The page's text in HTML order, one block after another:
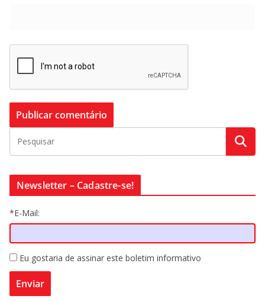
Newsletter – Cadastre-se!
*E-Mail:
Eu gostaria de assinar este boletim informativo